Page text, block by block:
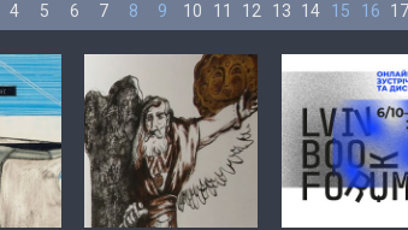
4 5 6 7 8 9 10 11 12 13 14 15 16 17